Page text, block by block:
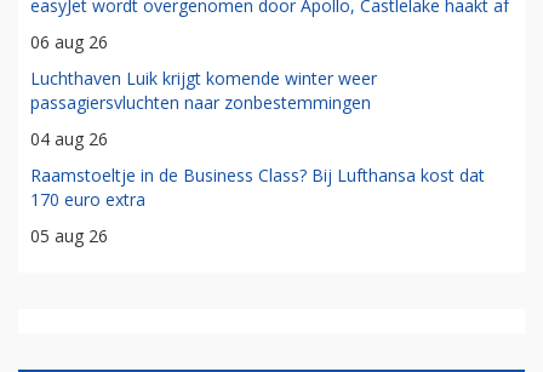
easyJet wordt overgenomen door Apollo, Castlelake haakt af
06 aug 26
Luchthaven Luik krijgt komende winter weer
passagiersvluchten naar zonbestemmingen
04 aug 26
Raamstoeltje in de Business Class? Bij Lufthansa kost dat
170 euro extra
05 aug 26